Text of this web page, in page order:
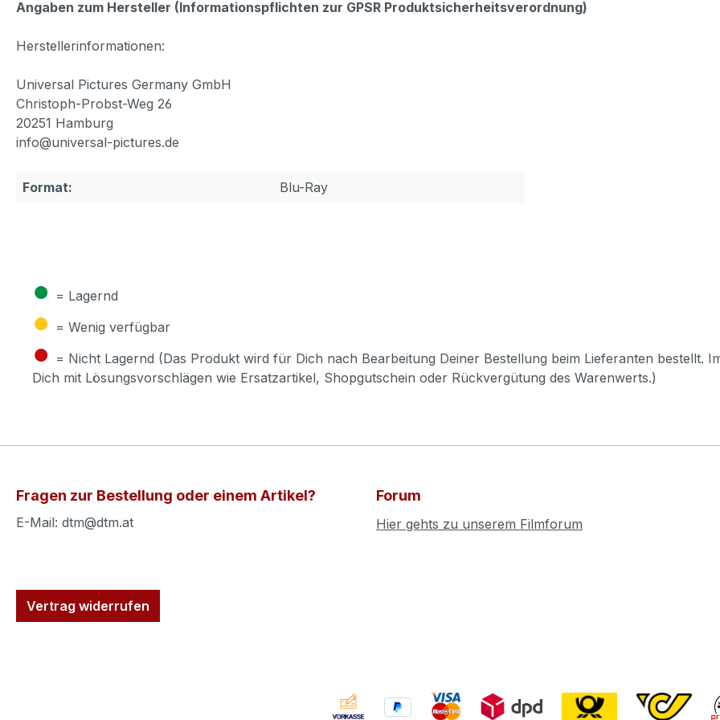
Angaben zum Hersteller (Informationspflichten zur GPSR Produktsicherheitsverordnung)
Herstellerinformationen:
Universal Pictures Germany GmbH
Christoph-Probst-Weg 26
20251 Hamburg
info@universal-pictures.de
Format: Blu-Ray
● = Lagernd
● = Wenig verfügbar
● = Nicht Lagernd (Das Produkt wird für Dich nach Bearbeitung Deiner Bestellung beim Lieferanten bestellt.
Dich mit Lösungsvorschlägen wie Ersatzartikel, Shopgutschein oder Rückvergütung des Warenwerts.)
Fragen zur Bestellung oder einem Artikel?
E-Mail: dtm@dtm.at
Vertrag widerrufen
Forum
Hier gehts zu unserem Filmforum